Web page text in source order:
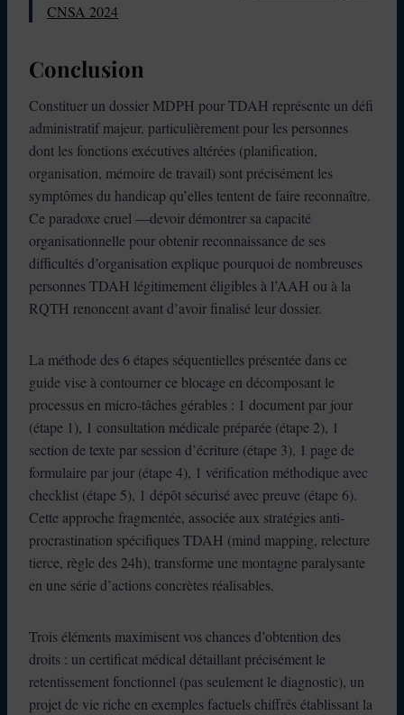
CNSA 2024
Conclusion
Constituer un dossier MDPH pour TDAH représente un défi
administratif majeur, particulièrement pour les personnes
dont les fonctions exécutives altérées (planification,
organisation, mémoire de travail) sont précisément les
symptômes du handicap qu’elles tentent de faire reconnaître.
Ce paradoxe cruel —devoir démontrer sa capacité
organisationnelle pour obtenir reconnaissance de ses
difficultés d’organisation explique pourquoi de nombreuses
personnes TDAH légitimement éligibles à l’AAH ou à la
RQTH renoncent avant d’avoir finalisé leur dossier.
La méthode des 6 étapes séquentielles présentée dans ce
guide vise à contourner ce blocage en décomposant le
processus en micro-tâches gérables : 1 document par jour
(étape 1), 1 consultation médicale préparée (étape 2), 1
section de texte par session d’écriture (étape 3), 1 page de
formulaire par jour (étape 4), 1 vérification méthodique avec
checklist (étape 5), 1 dépôt sécurisé avec preuve (étape 6).
Cette approche fragmentée, associée aux stratégies anti-
procrastination spécifiques TDAH (mind mapping, relecture
tierce, règle des 24h), transforme une montagne paralysante
en une série d’actions concrètes réalisables.
Trois éléments maximisent vos chances d’obtention des
droits : un certificat médical détaillant précisément le
retentissement fonctionnel (pas seulement le diagnostic), un
projet de vie riche en exemples factuels chiffrés établissant la